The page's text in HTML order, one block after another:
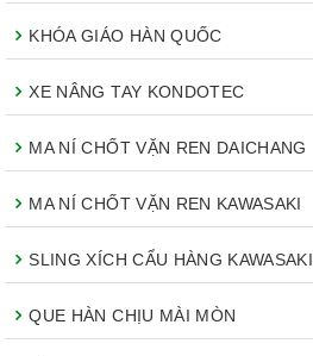
KHÓA GIÁO HÀN QUỐC
XE NÂNG TAY KONDOTEC
MA NÍ CHỐT VẶN REN DAICHANG
MA NÍ CHỐT VẶN REN KAWASAKI
SLING XÍCH CẨU HÀNG KAWASAKI
QUE HÀN CHỊU MÀI MÒN